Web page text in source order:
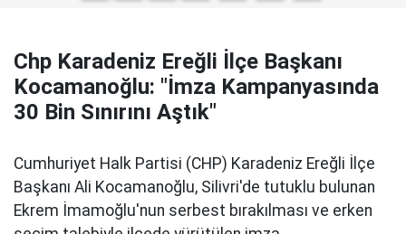
Chp Karadeniz Ereğli İlçe Başkanı
Kocamanoğlu: "İmza Kampanyasında
30 Bin Sınırını Aştık"
Cumhuriyet Halk Partisi (CHP) Karadeniz Ereğli İlçe
Başkanı Ali Kocamanoğlu, Silivri'de tutuklu bulunan
Ekrem İmamoğlu'nun serbest bırakılması ve erken